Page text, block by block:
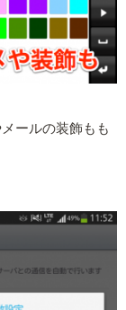
ールの装飾もも